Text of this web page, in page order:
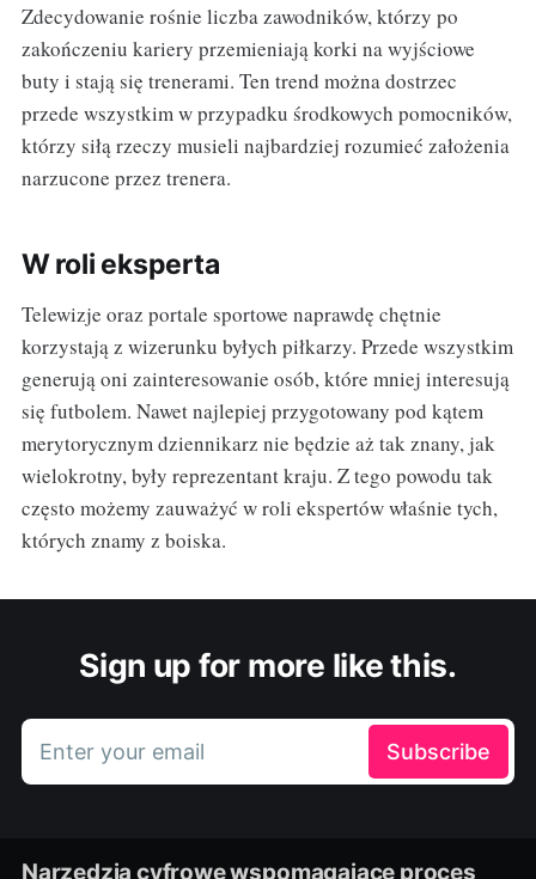
Zdecydowanie rośnie liczba zawodników, którzy po
zakończeniu kariery przemieniają korki na wyjściowe
buty i stają się trenerami. Ten trend można dostrzec
przede wszystkim w przypadku środkowych pomocników,
którzy siłą rzeczy musieli najbardziej rozumieć założenia
narzucone przez trenera.
W roli eksperta
Telewizje oraz portale sportowe naprawdę chętnie
korzystają z wizerunku byłych piłkarzy. Przede wszystkim
generują oni zainteresowanie osób, które mniej interesują
się futbolem. Nawet najlepiej przygotowany pod kątem
merytorycznym dziennikarz nie będzie aż tak znany, jak
wielokrotny, były reprezentant kraju. Z tego powodu tak
często możemy zauważyć w roli ekspertów właśnie tych,
których znamy z boiska.
Sign up for more like this.
Enter your email Subscribe
Narzędzia cyfrowe wspomagające proces